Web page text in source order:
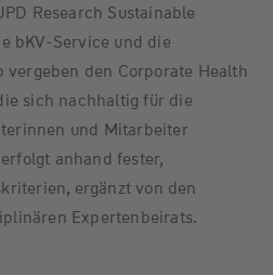
Research Sustainable
bKV-Service und die
vergeben den Corporate Health
sich nachhaltig für die
und Mitarbeiter
anhand fester,
ergänzt von den
Expertenbeirats.